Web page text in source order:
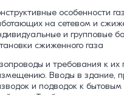
особенности
на сетевом и
и групповые
сжиженного газа
и требования к их
Вводы в здание,
и подводок к бытовым